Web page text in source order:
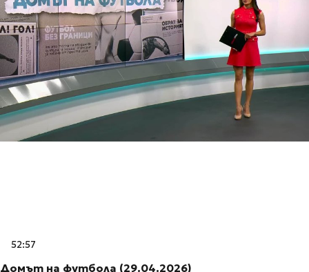
52:57
Домът на футбола (29.04.2026)